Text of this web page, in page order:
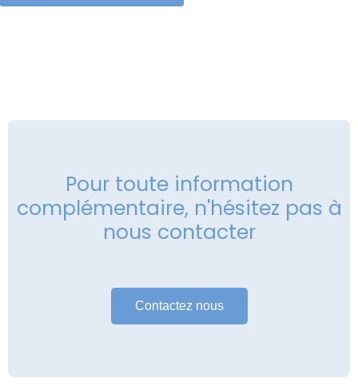
Pour toute information
complémentaire, n'hésitez pas à
nous contacter
Contactez nous